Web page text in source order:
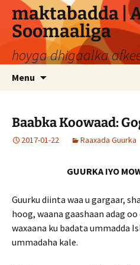
Skip
content
maktabadda |
Soomaaliga
hoyga dhigaalka
Menu
Baabka Koowaad:
2017-01-22 Raaxada Guurka
GUURKA IYO
Guurku diinta waa u gargaar,
hoog, waana gaashaan adag
waxaana ku badata ummadda
ummadaha kale.